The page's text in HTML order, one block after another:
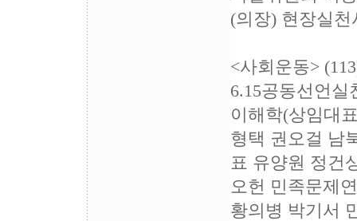
(의장) 현장실
<사회운동>
6.15공동선언
이해학(상임대
형택 권오걸 남
표 유양원 정건
오헌 민족문제
황의병 박기서